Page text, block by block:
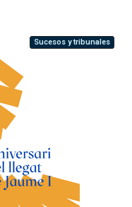
Sucesos y tribunales